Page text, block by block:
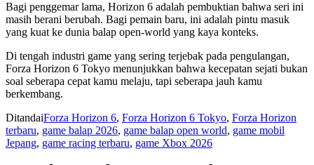
Bagi penggemar lama, Horizon 6 adalah pembuktian bahwa seri ini
masih berani berubah. Bagi pemain baru, ini adalah pintu masuk
yang kuat ke dunia balap open-world yang kaya konteks.
Di tengah industri game yang sering terjebak pada pengulangan,
Forza Horizon 6 Tokyo menunjukkan bahwa kecepatan sejati bukan
soal seberapa cepat kamu melaju, tapi seberapa jauh kamu
berkembang.
DitandaiForza Horizon 6, Forza Horizon 6 Tokyo, Forza Horizon
terbaru, game balap 2026, game balap open world, game mobil
Jepang, game racing terbaru, game Xbox 2026